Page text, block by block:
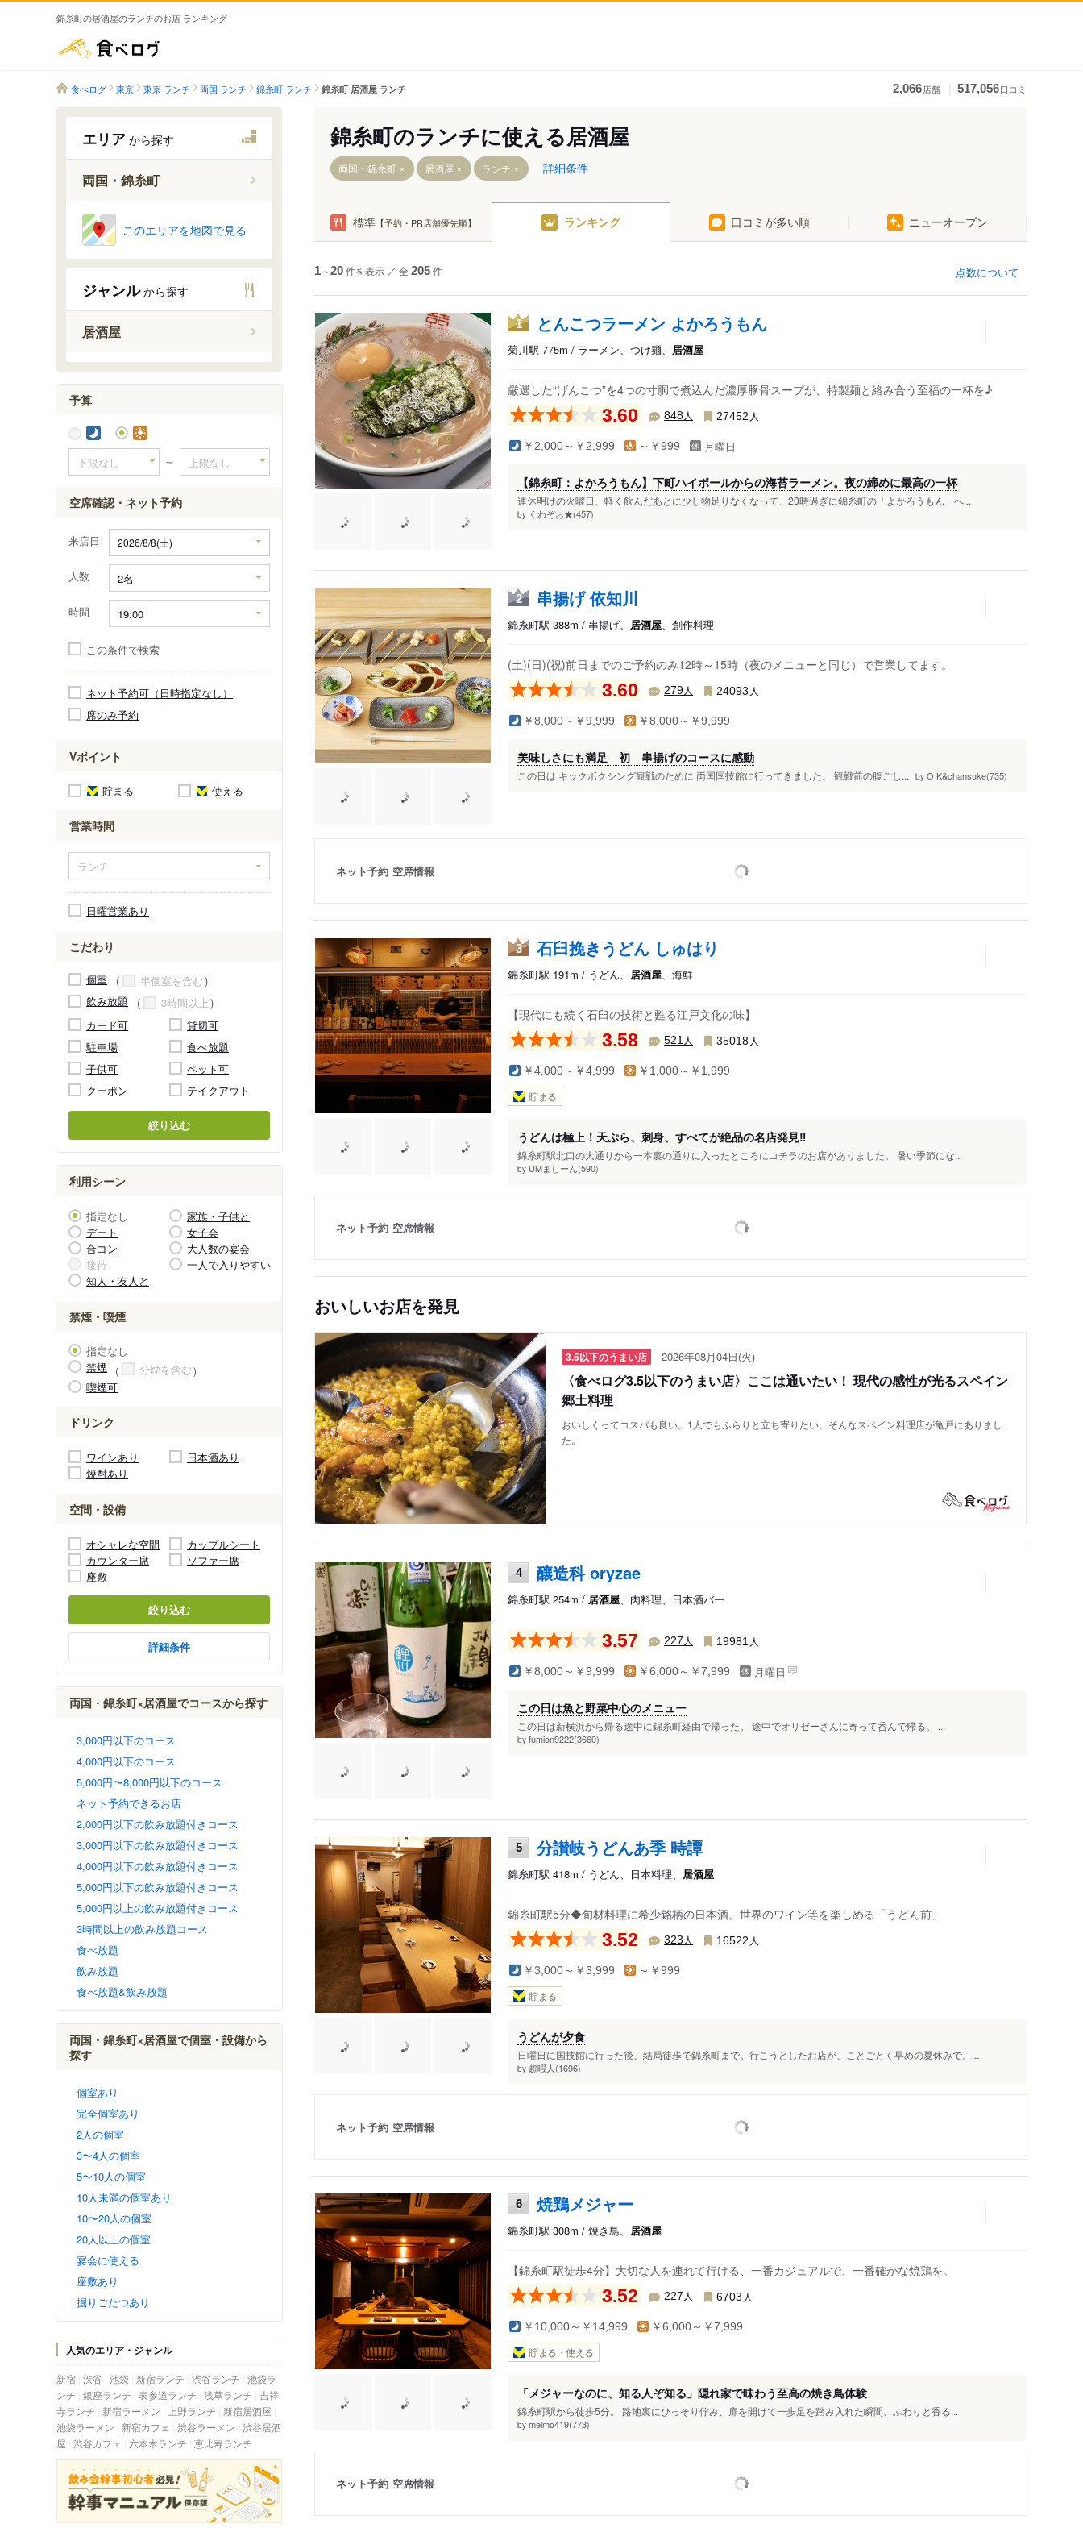
錦糸町の居酒屋のランチのお店 ランキング
食べログ 東京 東京 ランチ 両国 ランチ 錦糸町 ランチ 錦糸町 居酒屋 ランチ 2,066店舗 517,056口コミ
エリア から探す
両国・錦糸町
錦糸町駅
菊川駅
このエリアを地図で見る
ジャンルから探す
居酒屋
予算
～
空席確認・ネット予約
来店日
人数
時間
この条件で検索
ネット予約可（日時指定なし）
席のみ予約
Vポイント
貯まる 使える
営業時間
日曜営業あり
こだわり
個室
半個室を含む
飲み放題
3時間以上
カード可
貸切可
駐車場
食べ放題
子供可
ペット可
クーポン
テイクアウト
絞り込む
利用シーン
指定なし
家族・子供と
デート
女子会
合コン
大人数の宴会
接待
一人で入りやすい
知人・友人と
禁煙・喫煙
指定なし
禁煙
分煙を含む
喫煙可
ドリンク
ワインあり
日本酒あり
焼酎あり
空間・設備
オシャレな空間
カップルシート
カウンター席
ソファー席
座敷
絞り込む
詳細条件
両国・錦糸町×居酒屋でコースから探す
3,000円以下のコース
4,000円以下のコース
5,000円〜8,000円以下のコース
ネット予約できるお店
2,000円以下の飲み放題付きコース
3,000円以下の飲み放題付きコース
4,000円以下の飲み放題付きコース
5,000円以下の飲み放題付きコース
5,000円以上の飲み放題付きコース
3時間以上の飲み放題コース
食べ放題
飲み放題
食べ放題&飲み放題
両国・錦糸町×居酒屋で個室・設備から
探す
個室あり
完全個室あり
2人の個室
3〜4人の個室
5〜10人の個室
10人未満の個室あり
10〜20人の個室
20人以上の個室
宴会に使える
座敷あり
掘りごたつあり
人気のエリア・ジャンル
新宿 渋谷 池袋 新宿ランチ 渋谷ランチ 池袋ラ
ンチ 銀座ランチ 表参道ランチ 浅草ランチ 吉祥
寺ランチ
新宿ラーメン 上野ランチ
新宿居酒屋
池袋ラーメン
新宿カフェ 渋谷ラーメン 渋谷居酒
屋 渋谷カフェ 六本木ランチ 恵比寿ランチ
錦糸町のランチに使える居酒屋
両国・錦糸町 居酒屋 ランチ 詳細条件
標準【予約・PR店舗優先順】 ランキング 口コミが多い順 ニューオープン
点数について
1～20件を表示 ／ 全 205件
1 とんこつラーメン よかろうもん
菊川駅 775m / ラーメン、つけ麺、 居酒屋
厳選した“げんこつ”を4つの寸胴で煮込んだ濃厚豚骨スープが、特製麺と絡み合う至福の一杯を♪
3.60 848人 27452 人
￥2,000～￥2,999 ～￥999 月曜日
【錦糸町：よかろうもん】下町ハイボールからの海苔ラーメン。夜の締めに最高の一杯
連休明けの火曜日、軽く飲んだあとに少し物足りなくなって、20時過ぎに錦糸町の「よかろうもん」へ...
by くわぞお★(457)
2 串揚げ 依知川
錦糸町駅 388m / 串揚げ、 居酒屋、創作料理
(土)(日)(祝)前日までのご予約のみ12時～15時（夜のメニューと同じ）で営業してます。
3.60 279人 24093 人
￥8,000～￥9,999 ￥8,000～￥9,999
美味しさにも満足 初 串揚げのコースに感動
この日は キックボクシング観戦のために 両国国技館に行ってきました。 観戦前の腹ごし... by O K&chansuke(735)
ネット予約 空席情報
3 石臼挽きうどん しゅはり
錦糸町駅 191m / うどん、 居酒屋、海鮮
【現代にも続く石臼の技術と甦る江戸文化の味】
3.58 521 人 35018 人
￥4,000～￥4,999 ￥1,000～￥1,999
貯まる
うどんは極上！天ぷら、刺身、すべてが絶品の名店発見‼︎
錦糸町駅北口の大通りから一本裏の通りに入ったところにコチラのお店がありました。 暑い季節にな...
by UMましーん(590)
ネット予約 空席情報
おいしいお店を発見
3.5以下のうまい店 2026年08月04日(火)
〈食べログ3.5以下のうまい店〉ここは通いたい！ 現代の感性が光るスペイン
郷土料理
おいしくってコスパも良い。1人でもふらりと立ち寄りたい。そんなスペイン料理店が亀戸にありまし
た。
4 釀造科 oryzae
錦糸町駅 254m / 居酒屋、肉料理、日本酒バー
3.57 227 人 19981 人
￥8,000～￥9,999 ￥6,000～￥7,999 月曜日
この日は魚と野菜中心のメニュー
この日は新横浜から帰る途中に錦糸町経由で帰った。 途中でオリゼーさんに寄って呑んで帰る。 ...
by fumion9222(3660)
5 分讃岐うどんあ季 時譚
錦糸町駅 418m / うどん、日本料理、 居酒屋
錦糸町駅5分◆旬材料理に希少銘柄の日本酒、世界のワイン等を楽しめる「うどん前」
3.52 323 人 16522 人
￥3,000～￥3,999 ～￥999
貯まる
うどんが夕食
日曜日に国技館に行った後、結局徒歩で錦糸町まで。行こうとしたお店が、ことごとく早めの夏休みで。...
by 超暇人(1696)
ネット予約 空席情報
6 焼鶏メジャー
錦糸町駅 308m / 焼き鳥、 居酒屋
【錦糸町駅徒歩4分】大切な人を連れて行ける、一番カジュアルで、一番確かな焼鶏を。
3.52 227 人 6703 人
￥10,000～￥14,999 ￥6,000～￥7,999
貯まる・使える
「メジャーなのに、知る人ぞ知る」隠れ家で味わう至高の焼き鳥体験‪︎
錦糸町駅から徒歩5分。 路地裏にひっそり佇み、扉を開けて一歩足を踏み入れた瞬間、ふわりと香る...
by melmo419(773)
ネット予約 空席情報